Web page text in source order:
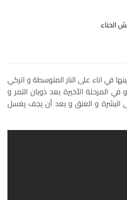
الحناء
في اناء على النار المتوسطة و اتركي
المرحلة الأخيرة بعد ذوبان التمر و
البشرة و العنق و بعد أن يجف يغسل